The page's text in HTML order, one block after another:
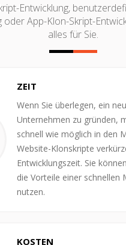
Entwicklung,
oder App-Klon-Skript-
alles für Sie.
ZEIT
Wenn Sie überlegen, ein
Unternehmen zu gründen,
schnell wie möglich in den
Website-Klonskripte
Entwicklungszeit. Sie
die Vorteile einer schnellen
nutzen.
KOSTEN